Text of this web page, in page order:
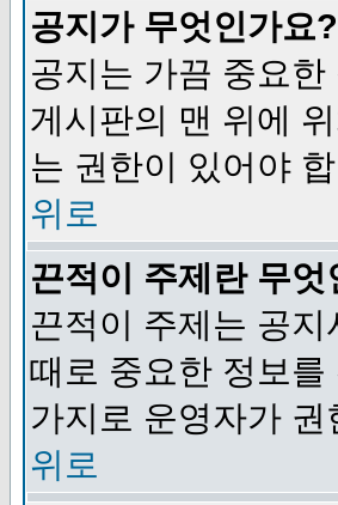
공지가 무엇인가요?
공지는 가끔 중요
게시판의 맨 위에
는 권한이 있어야
위로
끈적이 주제란 무엇
끈적이 주제는 공
때로 중요한 정보
가지로 운영자가
위로